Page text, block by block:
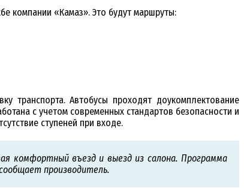
компании «Камаз». Это будут маршруты:
транспорта. Автобусы проходят доукомплектование
с учетом современных стандартов безопасности и
ступеней при входе.
комфортный въезд и выезд из салона. Программа
производитель.